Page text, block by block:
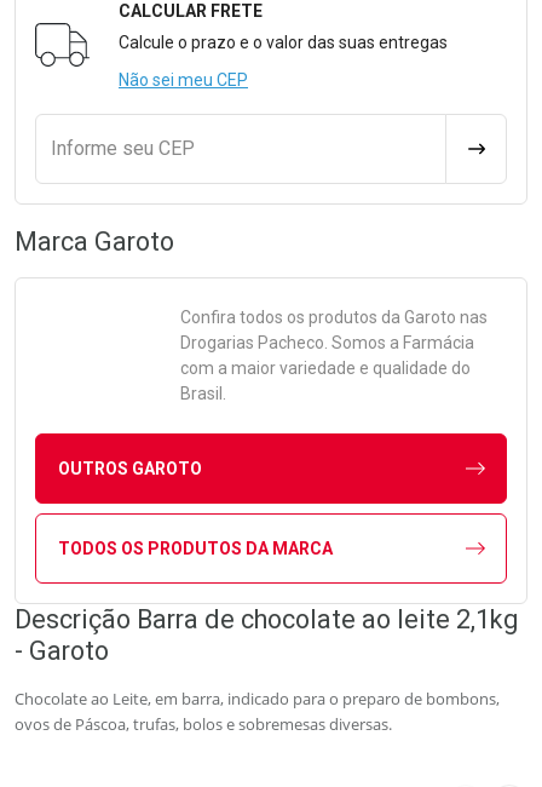
Formulário para Calcular o Frete
CALCULAR FRETE
Calcule o prazo e o valor das suas entregas
Não sei meu CEP
Informe seu CEP
Marca Garoto
Confira todos os produtos da Garoto nas
Drogarias Pacheco. Somos a Farmácia
com a maior variedade e qualidade do
Brasil.
OUTROS GAROTO
TODOS OS PRODUTOS DA MARCA
Descrição Barra de chocolate ao leite 2,1kg
- Garoto
Chocolate ao Leite, em barra, indicado para o preparo de bombons,
ovos de Páscoa, trufas, bolos e sobremesas diversas.